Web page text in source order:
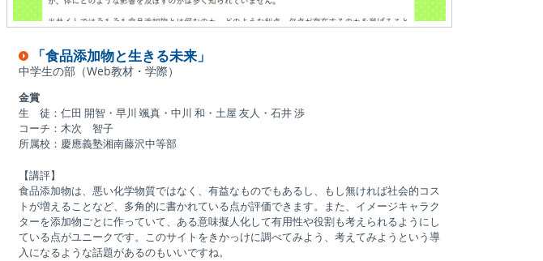
「食品添加物と生きる未来」
中学生の部（Web教材・学際）
金賞
生 徒：仁田 開智・早川 颯真・中川 和・土屋 友人・石井 渉
コーチ：木次 智子
所属校：慶應義塾湘南藤沢中等部
【講評】
食品添加物は、悪い化学物質ではなく、有益なものでもあるし、もし無ければ社会的コス
トが増えることなど、多角的に書かれている点が評価できます。また、イメージキャラク
ターを添加物ごとに作っていて、ある意味擬人化して有用性や役割も考えられるようにし
ている点がユニークです。このサイトをきかっけに調べてみよう、考えてみようという導
入になるような話題があるのもいいですね。